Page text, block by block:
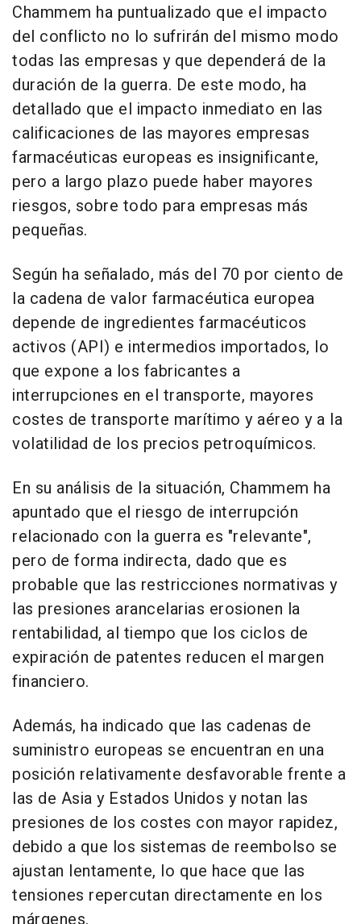
Chammem ha puntualizado que el impacto
del conflicto no lo sufrirán del mismo modo
todas las empresas y que dependerá de la
duración de la guerra. De este modo, ha
detallado que el impacto inmediato en las
calificaciones de las mayores empresas
farmacéuticas europeas es insignificante,
pero a largo plazo puede haber mayores
riesgos, sobre todo para empresas más
pequeñas.
Según ha señalado, más del 70 por ciento de
la cadena de valor farmacéutica europea
depende de ingredientes farmacéuticos
activos (API) e intermedios importados, lo
que expone a los fabricantes a
interrupciones en el transporte, mayores
costes de transporte marítimo y aéreo y a la
volatilidad de los precios petroquímicos.
En su análisis de la situación, Chammem ha
apuntado que el riesgo de interrupción
relacionado con la guerra es "relevante",
pero de forma indirecta, dado que es
probable que las restricciones normativas y
las presiones arancelarias erosionen la
rentabilidad, al tiempo que los ciclos de
expiración de patentes reducen el margen
financiero.
Además, ha indicado que las cadenas de
suministro europeas se encuentran en una
posición relativamente desfavorable frente a
las de Asia y Estados Unidos y notan las
presiones de los costes con mayor rapidez,
debido a que los sistemas de reembolso se
ajustan lentamente, lo que hace que las
tensiones repercutan directamente en los